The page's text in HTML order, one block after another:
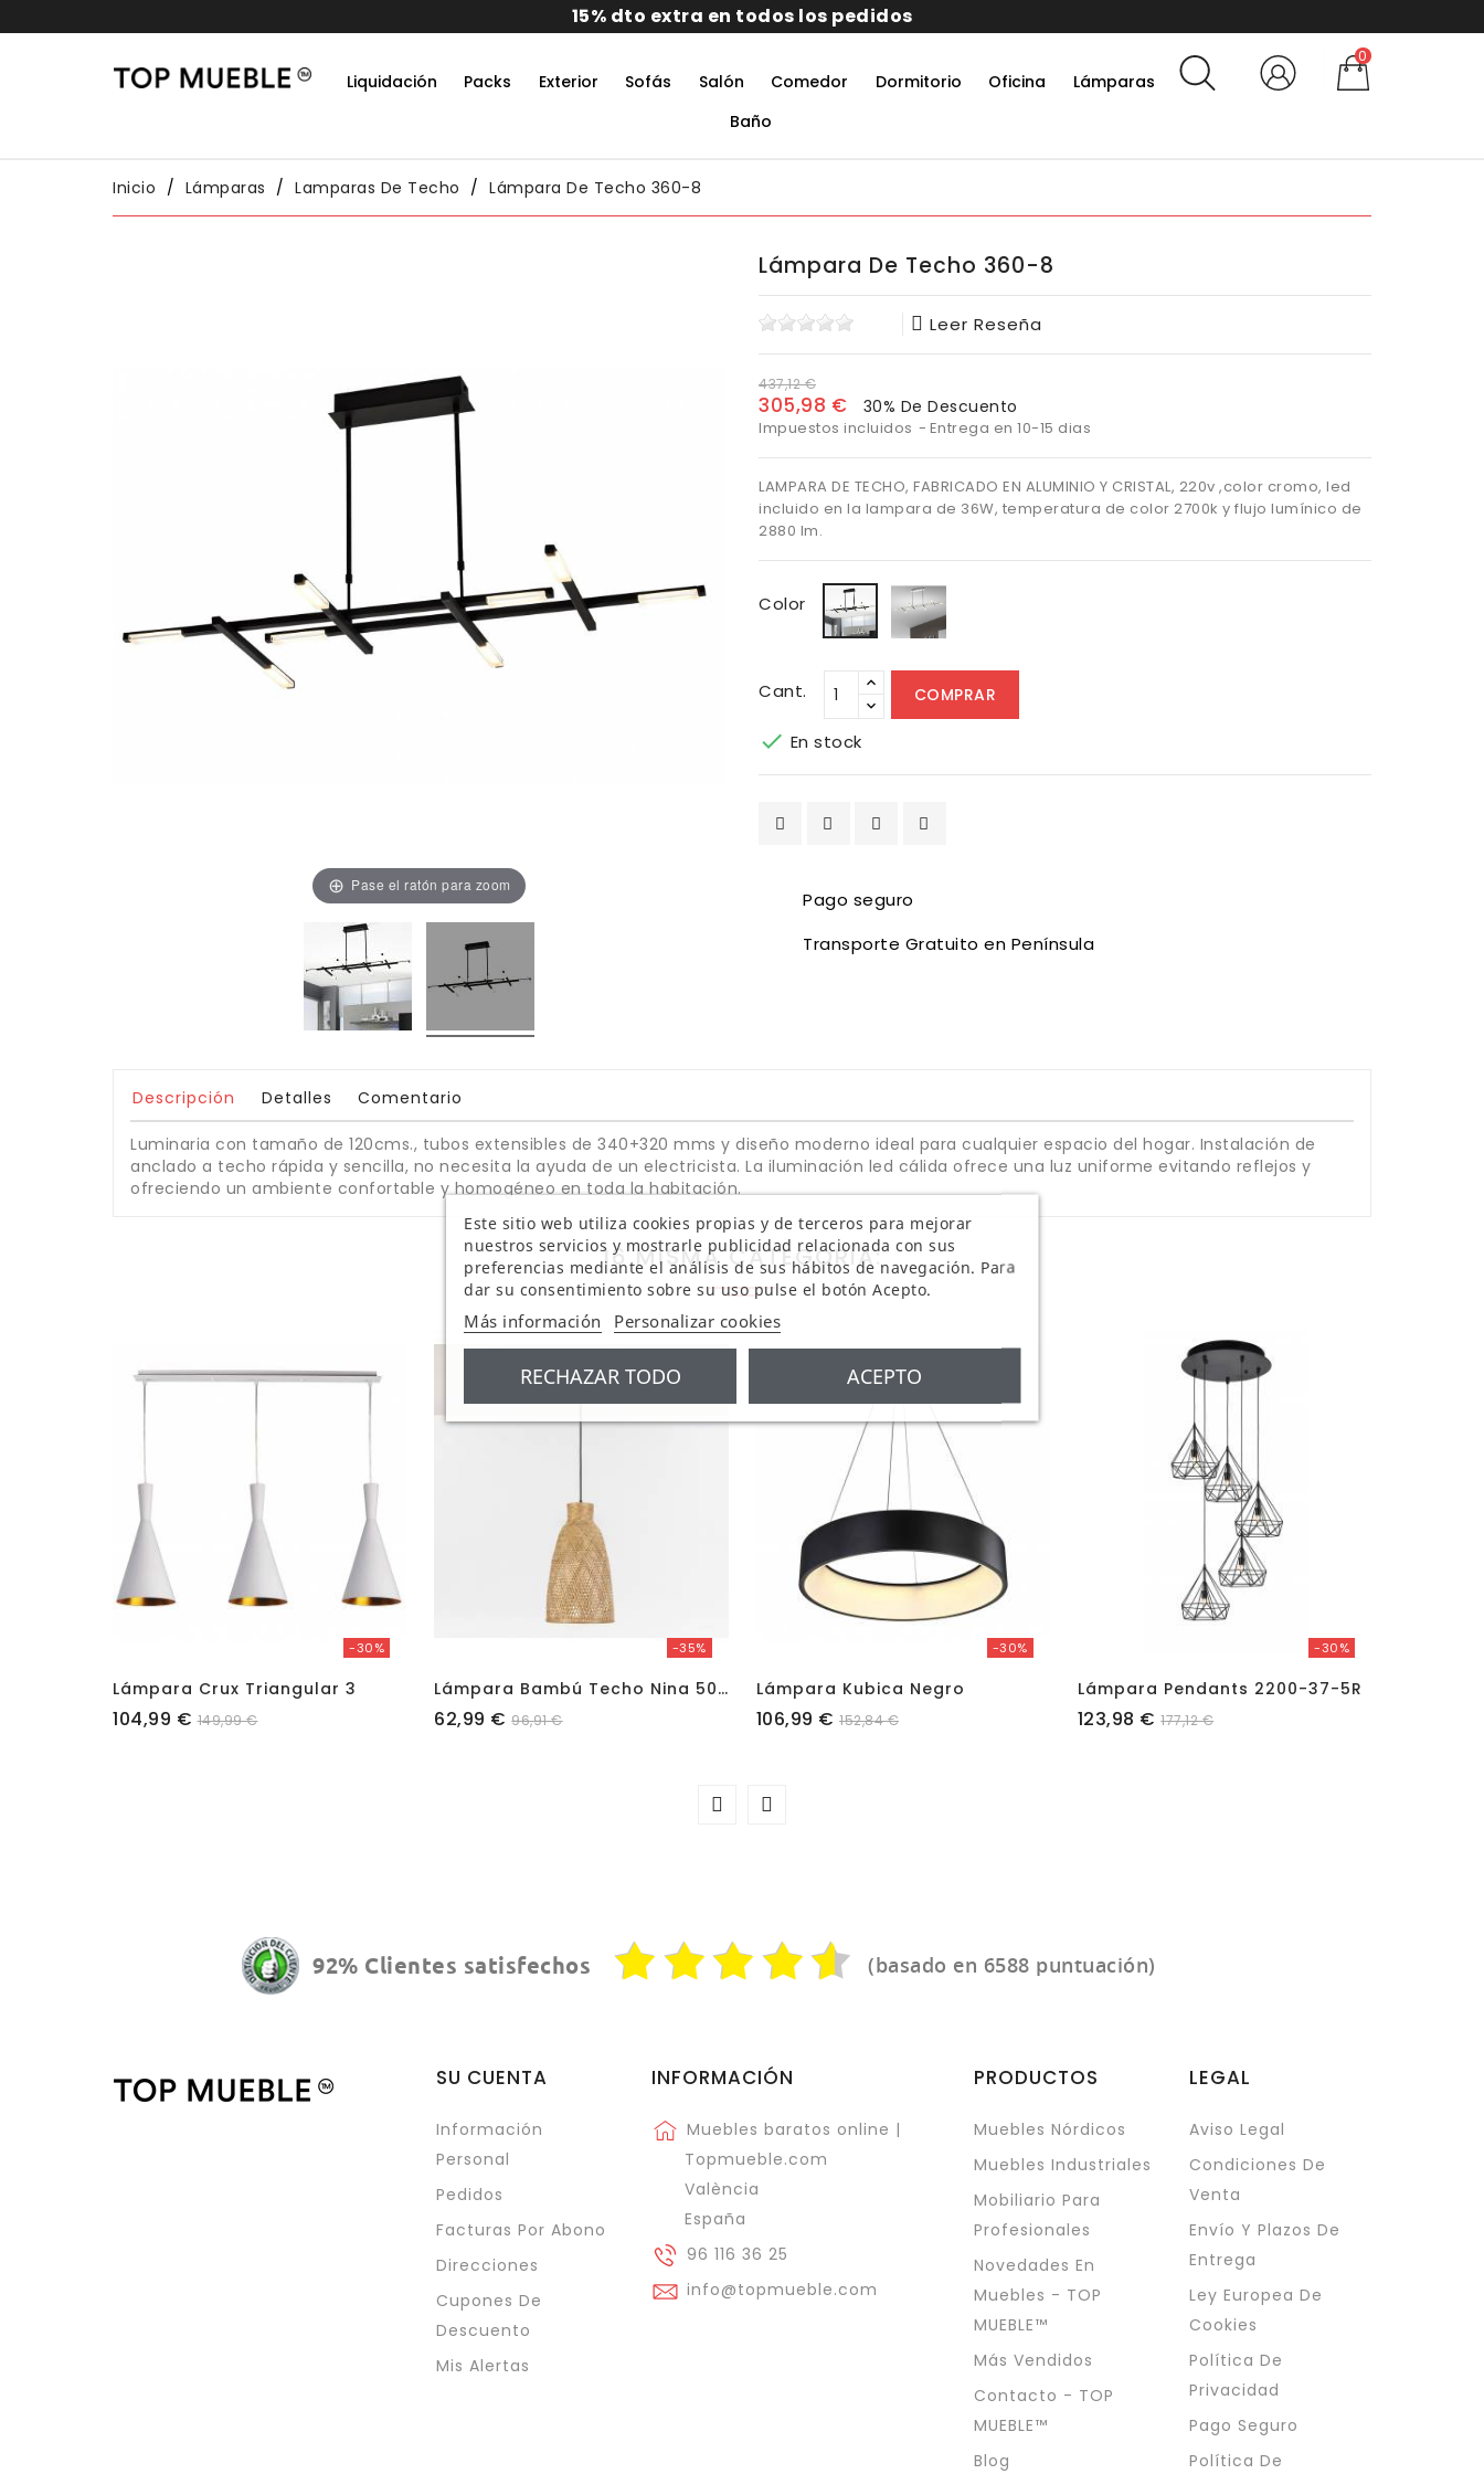
15% dto extra en todos los pedidos
Liquidación Packs Exterior Sofás Salón Comedor Dormitorio Oficina
Lámparas
Baño
0
Inicio Lámparas Lamparas De Techo Lámpara De Techo 360-8
Pase el ratón para zoom
Lámpara De Techo 360-8
Leer Reseña
437,12 €
305,98 € 30% De Descuento
Impuestos incluidos Entrega en 10-15 dias
LAMPARA DE TECHO, FABRICADO EN ALUMINIO Y CRISTAL, 220v ,color cromo, led
incluido en la lampara de 36W, temperatura de color 2700k y flujo lumínico de
2880 lm.
Color Negro Cromo
Cant. COMPRAR
 En stock
Pago seguro
Transporte Gratuito en Península
Descripción Detalles Comentario
Luminaria con tamaño de 120cms., tubos extensibles de 340+320 mms y diseño moderno ideal para cualquier espacio del hogar. Instalación de
anclado a techo rápida y sencilla, no necesita la ayuda de un electricista. La iluminación led cálida ofrece una luz uniforme evitando reflejos y
ofreciendo un ambiente confortable y homogéneo en toda la habitación.
16 MISMA CATEGORIA:
-30%
Lámpara Crux Triangular 3
Precio
104,99 € 149,99 €
-35%
L
Ámpara Bambú Techo Nina 50,5x31cm
Precio
62,99 € 96,91 €
-30%
Lámpara Kubica Negro
Precio
106,99 € 152,84 €
-30%
Lámpara Pendants 2200-37-5R
Precio
123,98 € 177,12 €
92% Clientes satisfechos (basado en 6588 puntuación)
Este sitio web utiliza cookies propias y de terceros para mejorar
nuestros servicios y mostrarle publicidad relacionada con sus
preferencias mediante el análisis de sus hábitos de navegación. Para
dar su consentimiento sobre su uso pulse el botón Acepto.
Más información Personalizar cookies
RECHAZAR TODO ACEPTO
SU CUENTA
Información
Personal
Pedidos
Facturas Por Abono
Direcciones
Cupones De
Descuento
Mis Alertas
INFORMACIÓN
Muebles baratos online |
Topmueble.com
València
España
96 116 36 25
info@topmueble.com
PRODUCTOS
Muebles Nórdicos
Muebles Industriales
Mobiliario Para
Profesionales
Novedades En
Muebles - TOP
MUEBLE™
Más Vendidos
Contacto - TOP
MUEBLE™
Blog
LEGAL
Aviso Legal
Condiciones De
Venta
Envío Y Plazos De
Entrega
Ley Europea De
Cookies
Política De
Privacidad
Pago Seguro
Política De